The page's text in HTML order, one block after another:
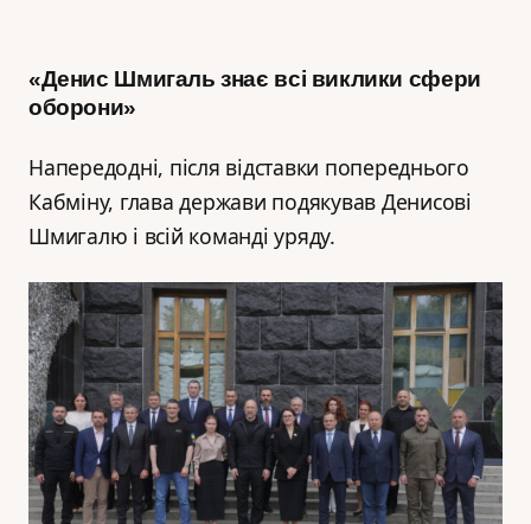
«Денис Шмигаль знає всі виклики сфери
оборони»
Напередодні, після відставки попереднього
Кабміну, глава держави подякував Денисові
Шмигалю і всій команді уряду.